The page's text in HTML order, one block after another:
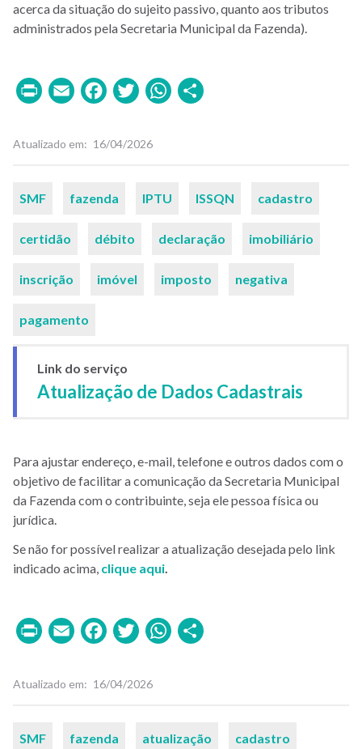
acerca da situação do sujeito passivo, quanto aos tributos
administrados pela Secretaria Municipal da Fazenda).
PrintEmailFacebook
TwitterWhatsApp
Atualizado em 16/04/2026
Palavras-
SMF fazenda IPTU ISSQN cadastro
certidão débito declaração imobiliário
inscrição imóvel imposto negativa
pagamento
Link do serviço
Atualização de Dados Cadastrais
Para ajustar endereço, e-mail, telefone e outros dados com o
objetivo de facilitar a comunicação da Secretaria Municipal
da Fazenda com o contribuinte, seja ele pessoa física ou
jurídica.
Se não for possível realizar a atualização desejada pelo link
indicado acima, clique aqui.
PrintEmailFacebook
TwitterWhatsApp
Atualizado em 16/04/2026
Palavras-
SMF fazenda atualização cadastro